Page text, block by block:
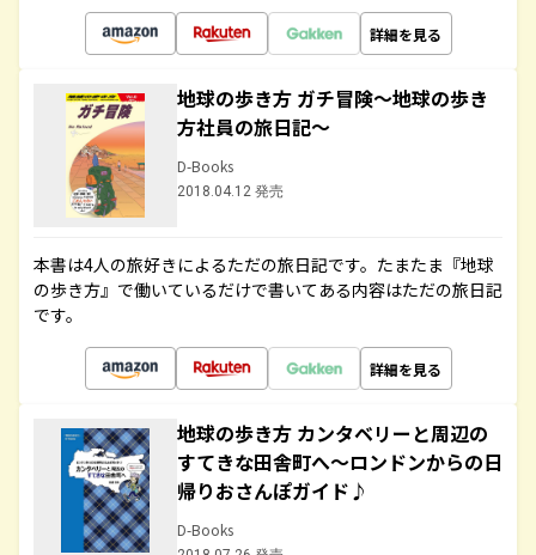
詳細を見る
地球の歩き方 ガチ冒険～地球の歩き
方社員の旅日記～
D-Books
2018.04.12 発売
本書は4人の旅好きによるただの旅日記です。たまたま『地球
の歩き方』で働いているだけで書いてある内容はただの旅日記
です。
詳細を見る
地球の歩き方 カンタベリーと周辺の
すてきな田舎町へ～ロンドンからの日
帰りおさんぽガイド♪
D-Books